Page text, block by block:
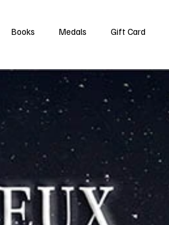
Books Medals Gift Card